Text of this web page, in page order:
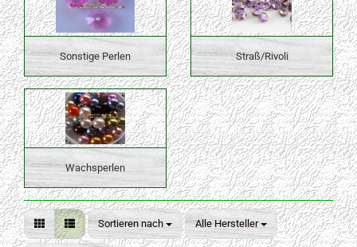
Sonstige Perlen Straß/Rivoli
Wachsperlen
Sortieren nach
Sortieren nach Alle Hersteller